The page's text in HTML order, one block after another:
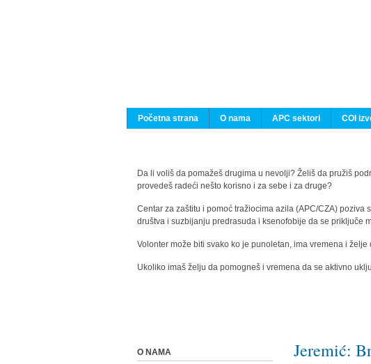
Početna strana
O nama APC sektori COI
Da li voliš da pomažeš drugima u nevolji? Želiš da pružiš
provedeš radeći nešto korisno i za sebe i za druge?
Centar za zaštitu i pomoć tražiocima azila (APC/CZA)
društva i suzbijanju predrasuda i ksenofobije da se priključe
Volonter može biti svako ko je punoletan, ima vremena i
Ukoliko imaš želju da pomogneš i vremena da se aktivno
Jeremić:
O NAMA